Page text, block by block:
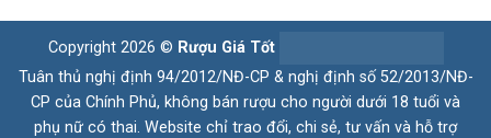
Copyright 2026 © Rượu Giá Tốt
Tuân thủ nghị định 94/2012/NĐ-CP & nghị định số 52/2013/NĐ-
CP của Chính Phủ, không bán rượu cho người dưới 18 tuổi và
phụ nữ có thai. Website chỉ trao đổi, chi sẻ, tư vấn và hỗ trợ